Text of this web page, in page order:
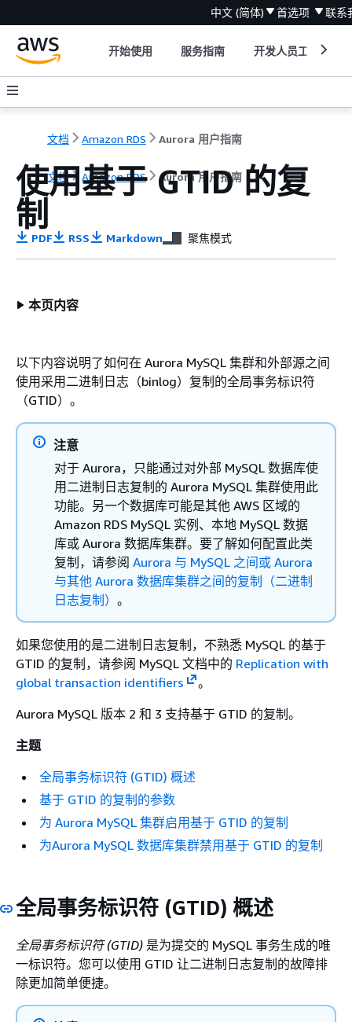
中文 (简体) 首选项 联系
开始使用 服务指南 开发人员工具
文档 Amazon RDS Aurora 用户指南
文档 Amazon RDS Aurora 用户指南
使用基于 GTID 的复
制
PDF RSS Markdown 聚焦模式
本页内容
以下内容说明了如何在 Aurora MySQL 集群和外部源之间
使用采用二进制日志（binlog）复制的全局事务标识符
（GTID）。
注意
对于 Aurora，只能通过对外部 MySQL 数据库使
用二进制日志复制的 Aurora MySQL 集群使用此
功能。另一个数据库可能是其他 AWS 区域的
Amazon RDS MySQL 实例、本地 MySQL 数据
库或 Aurora 数据库集群。要了解如何配置此类
复制，请参阅 Aurora 与 MySQL 之间或 Aurora
与其他 Aurora 数据库集群之间的复制（二进制
日志复制） 。
如果您使用的是二进制日志复制，不熟悉 MySQL 的基于
GTID 的复制，请参阅 MySQL 文档中的 Replication with
global transaction identifiers
。
Aurora MySQL 版本 2 和 3 支持基于 GTID 的复制。
主题
全局事务标识符 (GTID) 概述
基于 GTID 的复制的参数
为 Aurora MySQL 集群启用基于 GTID 的复制
为Aurora MySQL 数据库集群禁用基于 GTID 的复制
全局事务标识符 (GTID) 概述
全局事务标识符 (GTID) 是为提交的 MySQL 事务生成的唯
一标识符。您可以使用 GTID 让二进制日志复制的故障排
除更加简单便捷。